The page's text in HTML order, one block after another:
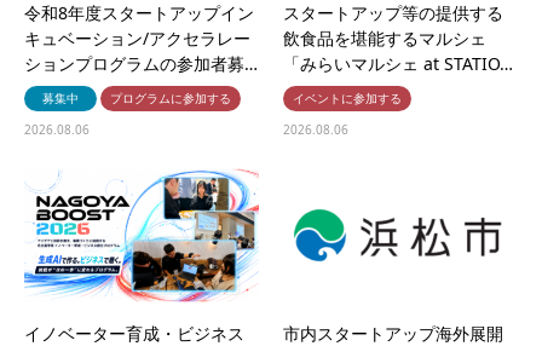
令和8年度スタートアップイン
キュベーション/アクセラレー
ションプログラムの参加者募…
募集中
プログラムに参加する
2026.08.06
スタートアップ等の提供する
飲食品を堪能するマルシェ
「みらいマルシェ at STATIO…
イベントに参加する
2026.08.06
イノベーター育成・ビジネス
市内スタートアップ海外展開